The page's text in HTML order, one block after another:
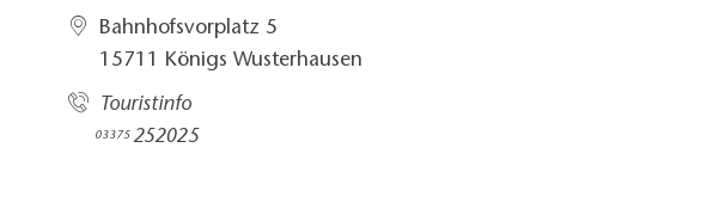
Bahnhofsvorplatz 5​
15711 Königs Wusterhausen
Touristinfo
03375252025​